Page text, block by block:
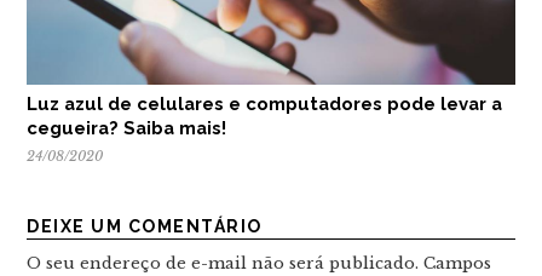
Luz azul de celulares e computadores pode levar a
cegueira? Saiba mais!
24/08/2020
DEIXE UM COMENTÁRIO
O seu endereço de e-mail não será publicado. Campos